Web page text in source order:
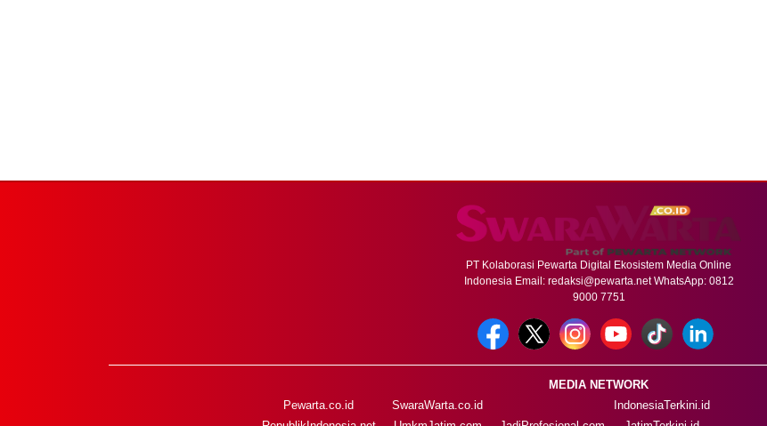
PT Kolaborasi Pewarta Digital Ekosistem Media Online
Indonesia Email: redaksi@pewarta.netWhatsApp: 0812
9000 7751
MEDIA NETWORK
Pewarta.co.id
SwaraWarta.co.id
IndonesiaTerkini.id